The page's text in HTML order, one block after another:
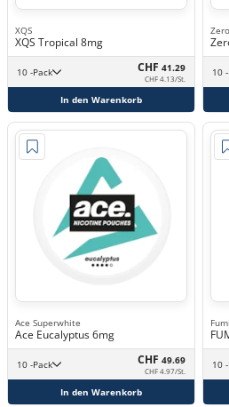
XQS
XQS Tropical 8mg
10 -Pack CHF 41.29
CHF 4.13/St.
In den Warenkorb
Ace Superwhite
Ace Eucalyptus 6mg
10 -Pack CHF 49.69
CHF 4.97/St.
In den Warenkorb
Fumi